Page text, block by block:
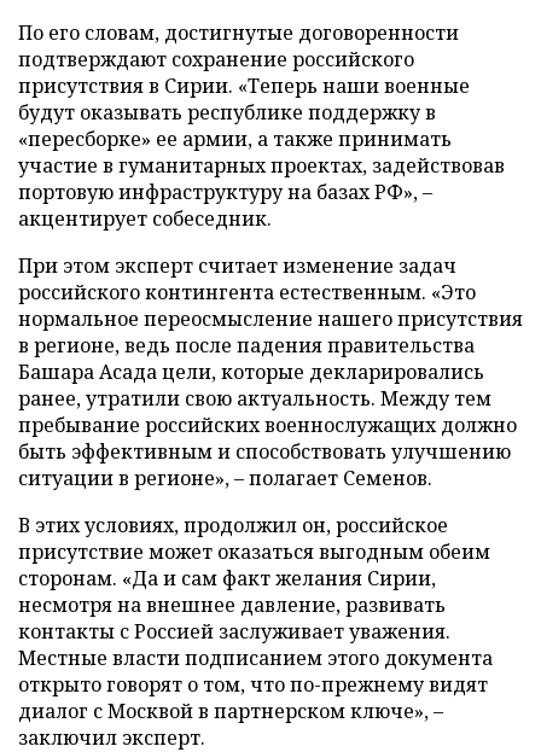
По его словам, достигнутые договоренности
подтверждают сохранение российского
присутствия в Сирии. «Теперь наши военные
будут оказывать республике поддержку в
«пересборке» ее армии, а также принимать
участие в гуманитарных проектах, задействовав
портовую инфраструктуру на базах РФ», –
акцентирует собеседник.
При этом эксперт считает изменение задач
российского контингента естественным. «Это
нормальное переосмысление нашего присутствия
в регионе, ведь после падения правительства
Башара Асада цели, которые декларировались
ранее, утратили свою актуальность. Между тем
пребывание российских военнослужащих должно
быть эффективным и способствовать улучшению
ситуации в регионе», – полагает Семенов.
В этих условиях, продолжил он, российское
присутствие может оказаться выгодным обеим
сторонам. «Да и сам факт желания Сирии,
несмотря на внешнее давление, развивать
контакты с Россией заслуживает уважения.
Местные власти подписанием этого документа
открыто говорят о том, что по-прежнему видят
диалог с Москвой в партнерском ключе», –
заключил эксперт.